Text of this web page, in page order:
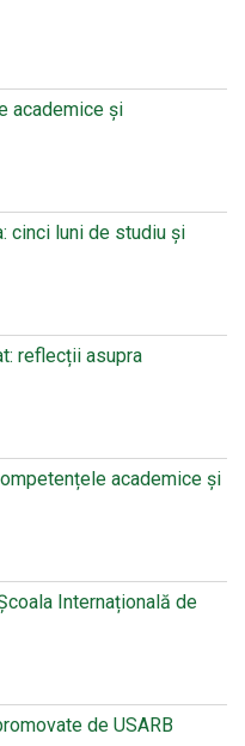
academice și
cinci luni de studiu și
reflecții asupra
academice și
Internațională de
de USARB